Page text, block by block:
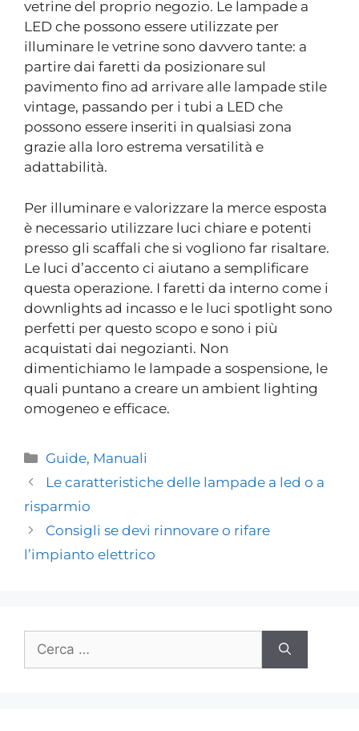
vetrine del proprio negozio. Le lampade a
LED che possono essere utilizzate per
illuminare le vetrine sono davvero tante: a
partire dai faretti da posizionare sul
pavimento fino ad arrivare alle lampade stile
vintage, passando per i tubi a LED che
possono essere inseriti in qualsiasi zona
grazie alla loro estrema versatilità e
adattabilità.
Per illuminare e valorizzare la merce esposta
è necessario utilizzare luci chiare e potenti
presso gli scaffali che si vogliono far risaltare.
Le luci d’accento ci aiutano a semplificare
questa operazione. I faretti da interno come i
downlights ad incasso e le luci spotlight sono
perfetti per questo scopo e sono i più
acquistati dai negozianti. Non
dimentichiamo le lampade a sospensione, le
quali puntano a creare un ambient lighting
omogeneo e efficace.
Guide, Manuali
Le caratteristiche delle lampade a led o a
risparmio
Consigli se devi rinnovare o rifare
l’impianto elettrico